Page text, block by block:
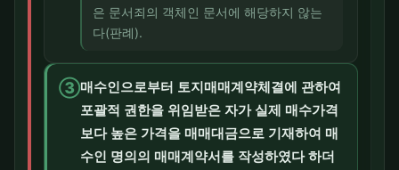
은 문서죄의 객체인 문서에 해당하지 않는
다(판례).
③매수인으로부터 토지매매계약체결에 관하여
포괄적 권한을 위임받은 자가 실제 매수가격
보다 높은 가격을 매매대금으로 기재하여 매
수인 명의의 매매계약서를 작성하였다 하더